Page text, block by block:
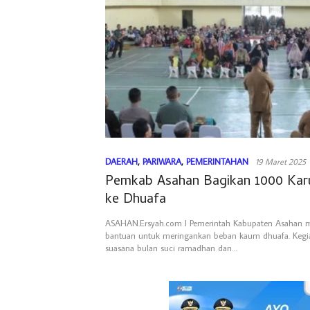
DAERAH, PARIWARA, PEMERINTAHAN 19 Maret 2025
Pemkab Asahan Bagikan 1000
ke Dhuafa
ASAHAN.Ersyah.com l Pemerintah Kabupaten Asahan
bantuan untuk meringankan beban kaum dhuafa.
suasana bulan suci ramadhan dan…